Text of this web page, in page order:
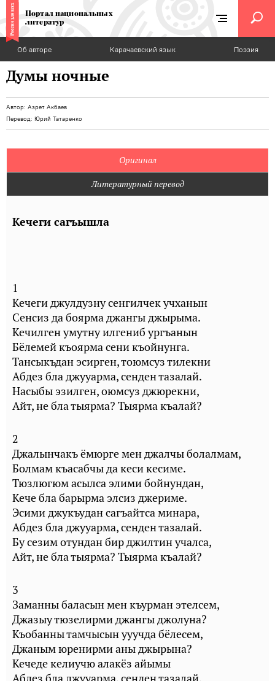
Портал национальных
литератур
Об авторе Карачаевский язык Поэзия
Думы ночные
Автор: Азрет Акбаев
Перевод: Юрий Татаренко
Оригинал
Литературный перевод
Кечеги сагъышла
1
Кечеги джулдузну сенгилчек учханын
Сенсиз да боярма джангы джырыма.
Кечилген умутну илгениб ургъанын
Бёлемей къоярма сени къойнунга.
Тансыкъдан эсирген, тоюмсуз тилекни
Абдез бла джууарма, сенден тазалай.
Насыбы эзилген, оюмсуз джюрекни,
Айт, не бла тыярма? Тыярма къалай?
2
Джалынчакъ ёмюрге мен джалчы болалмам,
Болмам къасабчы да кеси кесиме.
Тюзлюгюм асылса элими бойнундан,
Кече бла барырма элсиз джериме.
Эсими джукъудан сагъайтса минара,
Абдез бла джууарма, сенден тазалай.
Бу сезим отундан бир джилтин учалса,
Айт, не бла тыярма? Тыярма къалай?
3
Заманны баласын мен къурман этелсем,
Джазыу тюзелирми джангы джолуна?
Къобанны тамчысын ууучда бёлесем,
Джаным юренирми аны джырына?
Кечеде келиучю алакёз айымы